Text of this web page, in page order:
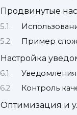
Продвинутые
Пример
Настройка
Контроль
Оптимизация и